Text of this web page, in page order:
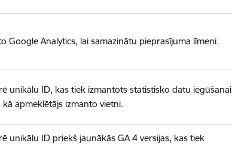
Google Analytics, lai samazinātu pieprasījuma līmeni.
unikālu ID, kas tiek izmantots statistisko datu iegūšanai
apmeklētājs izmanto vietni.
unikālu ID priekš jaunākās GA 4 versijas, kas tiek